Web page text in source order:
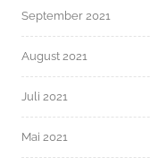
September 2021
August 2021
Juli 2021
Mai 2021